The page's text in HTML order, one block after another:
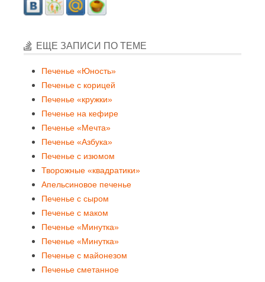
ЕЩЕ ЗАПИСИ ПО ТЕМЕ
Печенье «Юность»
Печенье с корицей
Печенье «кружки»
Печенье на кефире
Печенье «Мечта»
Печенье «Азбука»
Печенье с изюмом
Творожные «квадратики»
Апельсиновое печенье
Печенье с сыром
Печенье с маком
Печенье «Минутка»
Печенье «Минутка»
Печенье с майонезом
Печенье сметанное